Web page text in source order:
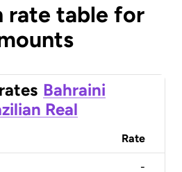
rate table for
Bahraini
Real
Rate
-